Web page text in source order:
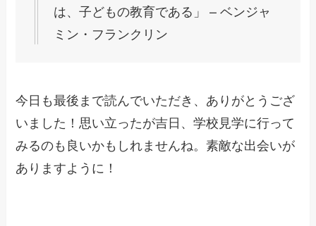
は、子どもの教育である」 – ベンジャ
ミン・フランクリン
今日も最後まで読んでいただき、ありがとうござ
いました！思い立ったが吉日、学校見学に行って
みるのも良いかもしれませんね。素敵な出会いが
ありますように！